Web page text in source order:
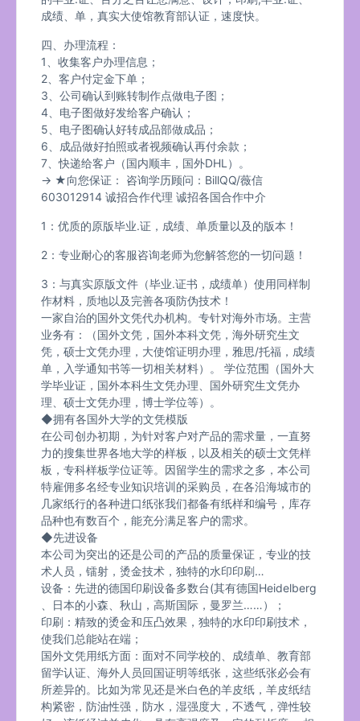
成绩、单，真实大使馆教育部认证，速度快。
四、办理流程：
1、收集客户办理信息；
2、客户付定金下单；
3、公司确认到账转制作点做电子图；
4、电子图做好发给客户确认；
5、电子图确认好转成品部做成品；
6、成品做好拍照或者视频确认再付余款；
7、快递给客户（国内顺丰，国外DHL）。
→ ★向您保证： 咨询学历顾问：BillQQ/薇信
603012914 诚招合作代理 诚招各国合作中介
1：优质的原版毕业.证，成绩、单质量以及的版本！
2：专业耐心的客服咨询老师为您解答您的一切问题！
3：与真实原版文件（毕业.证书，成绩单）使用同样制
作材料，质地以及完善各项防伪技术！
一家自治的国外文凭代办机构。专针对海外市场。主营
业务有：（国外文凭，国外本科文凭，海外研究生文
凭，硕士文凭办理，大使馆证明办理，雅思/托福，成绩
单，入学通知书等一切相关材料）。 学位范围（国外大
学毕业证，国外本科生文凭办理、国外研究生文凭办
理、硕士文凭办理，博士学位等）。
◆拥有各国外大学的文凭模版
在公司创办初期，为针对客户对产品的需求量，一直努
力的搜集世界各地大学的样板，以及相关的硕士文凭样
板，专科样板学位证等。因留学生的需求之多，本公司
特雇佣多名经专业知识培训的采购员，在各沿海城市的
几家纸行的各种进口纸张我们都备有纸样和编号，库存
品种也有数百个，能充分满足客户的需求。
◆先进设备
本公司为突出的还是公司的产品的质量保证，专业的技
术人员，镭射，烫金技术，独特的水印印刷…
设备：先进的德国印刷设备多数台(其有德国Heidelberg
、日本的小森、秋山，高斯国际，曼罗兰……）；
印刷：精致的烫金和压凸效果，独特的水印印刷技术，
使我们总能站在端；
国外文凭用纸方面：面对不同学校的、成绩单、教育部
留学认证、海外人员回国证明等纸张，这些纸张必会有
所差异的。比如为常见还是米白色的羊皮纸，羊皮纸结
构紧密，防油性强，防水，湿强度大，不透气，弹性较